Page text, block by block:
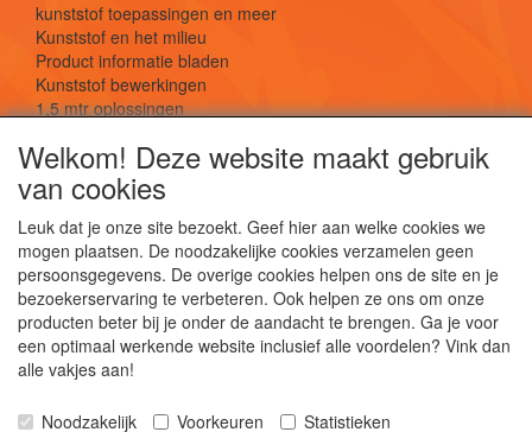
kunststof toepassingen en meer
Kunststof en het milieu
Product informatie bladen
Kunststof bewerkingen
1,5 mtr oplossingen
SOCIALE MEDIA
De webshop voor kunststof platen, folies, buizen
Kunststof bewerkingen, productontwerp en
Welkom! Deze website maakt gebruik
van cookies
Leuk dat je onze site bezoekt. Geef hier aan welke cookies we
mogen plaatsen. De noodzakelijke cookies verzamelen geen
persoonsgegevens. De overige cookies helpen ons de site en je
bezoekerservaring te verbeteren. Ook helpen ze ons om onze
producten beter bij je onder de aandacht te brengen. Ga je voor
een optimaal werkende website inclusief alle voordelen? Vink dan
alle vakjes aan!
Noodzakelijk Voorkeuren Statistieken